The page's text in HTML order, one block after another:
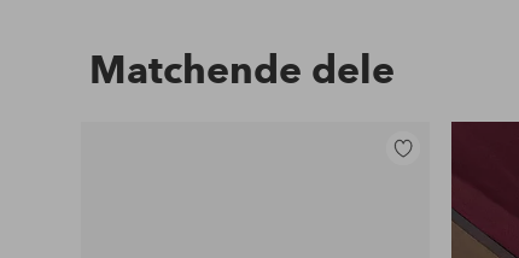
Matchende dele
favoritter